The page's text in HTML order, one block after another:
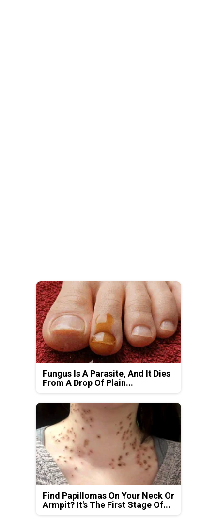
Fungus Is A Parasite, And It Dies
From A Drop Of Plain...
Find Papillomas On Your Neck Or
Armpit? It's The First Stage Of...